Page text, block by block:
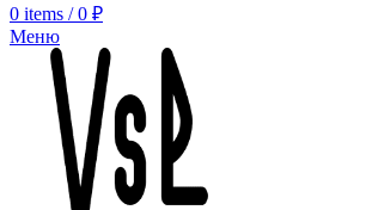
0 items / 0 ₽
Меню